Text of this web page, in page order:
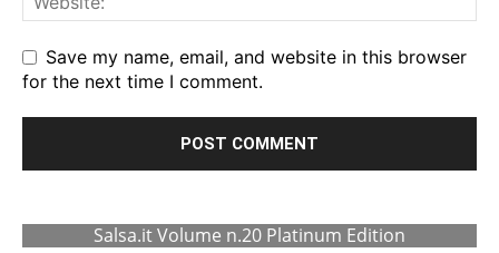
Save my name, email, and website in this browser
for the next time I comment.
Salsa.it Volume n.20 Platinum Edition